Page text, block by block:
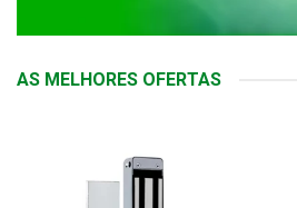
AS MELHORES OFERTAS